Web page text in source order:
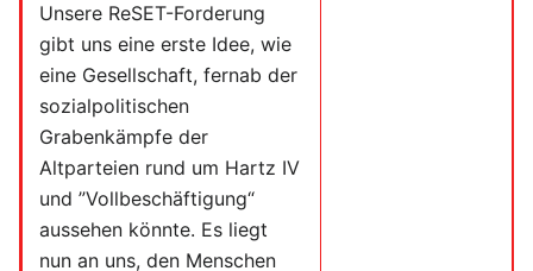
Unsere ReSET-Forderung
gibt uns eine erste Idee, wie
eine Gesellschaft, fernab der
sozialpolitischen
Grabenkämpfe der
Altparteien rund um Hartz IV
und ”Vollbeschäftigung“
aussehen könnte. Es liegt
nun an uns, den Menschen